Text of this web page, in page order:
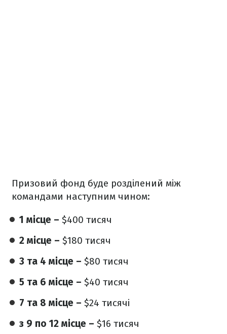
Призовий фонд буде розділений між
командами наступним чином:
1 місце – $400 тисяч
2 місце – $180 тисяч
3 та 4 місце – $80 тисяч
5 та 6 місце – $40 тисяч
7 та 8 місце – $24 тисячі
з 9 по 12 місце – $16 тисяч